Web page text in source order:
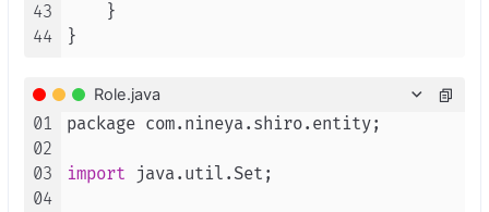
43
44
    }
Role.java
01
02
03
04
package com. nineya . shiro. entity;
import java. util . Set ;